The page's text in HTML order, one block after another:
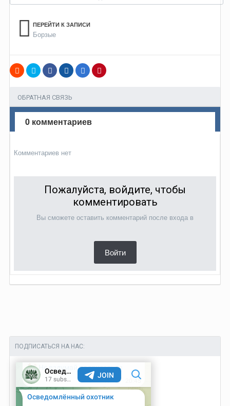
ПЕРЕЙТИ К ЗАПИСИ
Борзые
ОБРАТНАЯ СВЯЗЬ
0 комментариев
Комментариев нет
Пожалуйста, войдите, чтобы
комментировать
Вы сможете оставить комментарий после входа в
Войти
ПОДПИСАТЬСЯ НА НАС: